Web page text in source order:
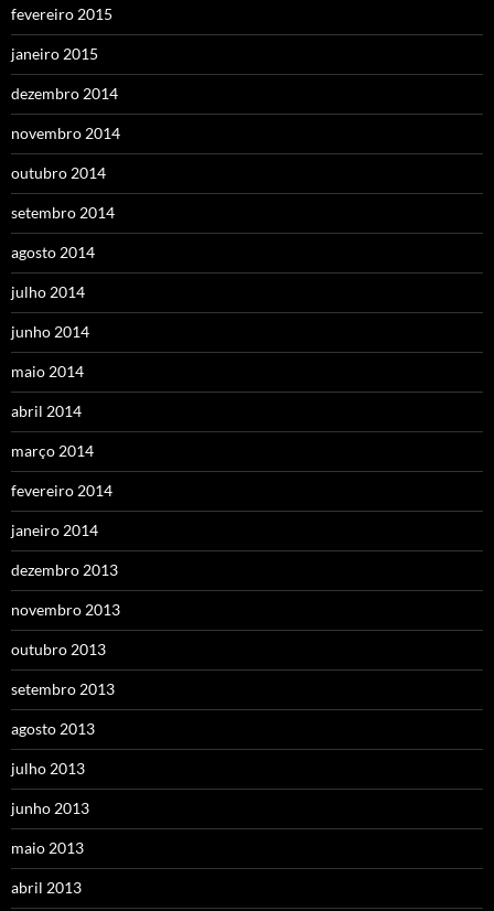
fevereiro 2015
janeiro 2015
dezembro 2014
novembro 2014
outubro 2014
setembro 2014
agosto 2014
julho 2014
junho 2014
maio 2014
abril 2014
março 2014
fevereiro 2014
janeiro 2014
dezembro 2013
novembro 2013
outubro 2013
setembro 2013
agosto 2013
julho 2013
junho 2013
maio 2013
abril 2013